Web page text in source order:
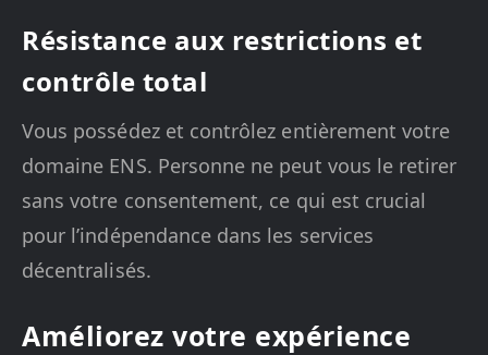
Résistance aux restrictions et
contrôle total
Vous possédez et contrôlez entièrement votre
domaine ENS. Personne ne peut vous le retirer
sans votre consentement, ce qui est crucial
pour l’indépendance dans les services
décentralisés.
Améliorez votre expérience